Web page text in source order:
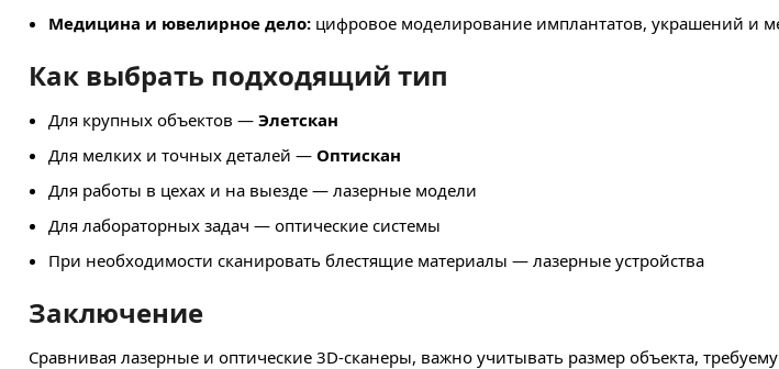
Медицина и ювелирное дело: цифровое моделирование имплантатов, украшений и
Как выбрать подходящий тип
Для крупных объектов — Элетскан
Для мелких и точных деталей — Оптискан
Для работы в цехах и на выезде — лазерные модели
Для лабораторных задач — оптические системы
При необходимости сканировать блестящие материалы — лазерные устройства
Заключение
Сравнивая лазерные и оптические 3D-сканеры, важно учитывать размер объекта,